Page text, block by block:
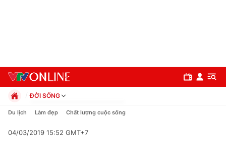
ĐỜI SỐNG
Chính trị
Pháp luật
Du lịch Làm đẹp Chất lượng cuộc sống
04/03/2019 15:52 GMT+7